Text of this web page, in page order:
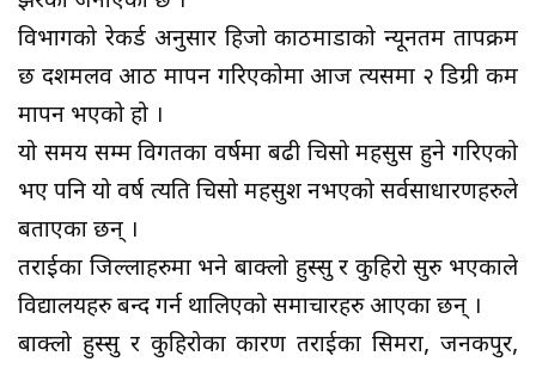
विभागको रेकर्ड अनुसार हिजो काठमाडौंको न्यूनतम तापक्रम
छ दशमलव आठ मापन गरिएकोमा आज त्यसमा २ डिग्री कम
मापन भएको हो ।
यो समय सम्म विगतका वर्षमा बढी चिसो महसुस हुने गरिएको
भए पनि यो वर्ष त्यति चिसो महसुश नभएको सर्वसाधारणहरुले
बताएका छन् ।
तराईका जिल्लाहरुमा भने बाक्लो हुस्सु र कुहिरो सुरु भएकाले
विद्यालयहरु बन्द गर्न थालिएको समाचारहरु आएका छन् ।
बाक्लो हुस्सु र कुहिरोका कारण तराईका सिमरा, जनकपुर,